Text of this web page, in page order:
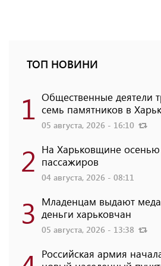
ТОП НОВИНИ
1 Общественные деятели
семь памятников в
05 августа, 2026 - 16:10
2 На Харьковщине осенью
пассажиров
04 августа, 2026 - 08:11
3 Младенцам выдают
деньги харьковчан
05 августа, 2026 - 13:38
Российская армия